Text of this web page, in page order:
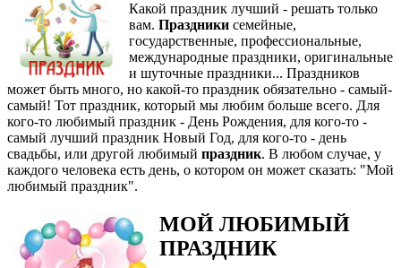
Какой праздник лучший - решать только
вам. Праздники семейные,
государственные, профессиональные,
международные праздники, оригинальные
и шуточные праздники... Праздников
может быть много, но какой-то праздник обязательно - самый-
самый! Тот праздник, который мы любим больше всего. Для
кого-то любимый праздник - День Рождения, для кого-то -
самый лучший праздник Новый Год, для кого-то - день
свадьбы, или другой любимый праздник. В любом случае, у
каждого человека есть день, о котором он может сказать: "Мой
любимый праздник".
МОЙ ЛЮБИМЫЙ
ПРАЗДНИК